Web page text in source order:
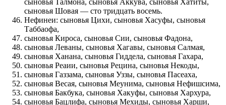
сыновья Талмона, сыновья Аккува, сыновья Хатиты,
сыновья Шовая — сто тридцать восемь.
Нефинеи: сыновья Цихи, сыновья Хасуфы, сыновья
Таббаофа,
сыновья Кироса, сыновья Сии, сыновья Фадона,
сыновья Леваны, сыновья Хагавы, сыновья Салмая,
сыновья Ханана, сыновья Гиддела, сыновья Гахара,
сыновья Реаии, сыновья Рецина, сыновья Некоды,
сыновья Газзама, сыновья Уззы, сыновья Пасеаха,
сыновья Весая, сыновья Меунима, сыновья Нефишсима,
сыновья Бакбука, сыновья Хакуфы, сыновья Хархура,
сыновья Бацлифа, сыновья Мехиды, сыновья Харши,